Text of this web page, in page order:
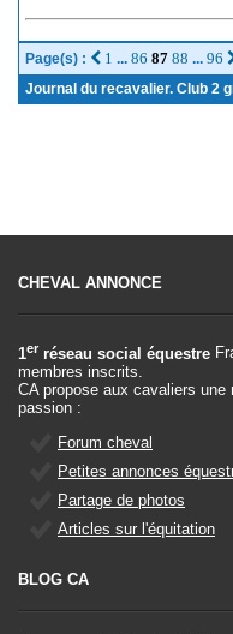
Page(s) : 1 ... 86 87 88 ... 96
Journal du recavalier. Club 2
CHEVAL ANNONCE
1er réseau social équestre
membres inscrits.
CA propose aux cavaliers une
passion :
Forum cheval
Petites annonces
Partage de photos
Articles sur l'équitation
BLOG CA